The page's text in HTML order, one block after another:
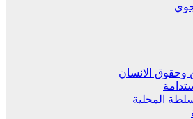
وحقوق الانسان
المحلية